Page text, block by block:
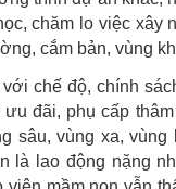
chăm lo việc xây
cắm bản, vùng
chế độ, chính
ưu đãi, phụ cấp
sâu, vùng xa,
là lao động nặng